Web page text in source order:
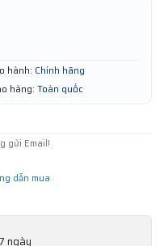
hành: Chính hãng
hàng: Toàn quốc
gửi Email!
dẫn mua
ngày